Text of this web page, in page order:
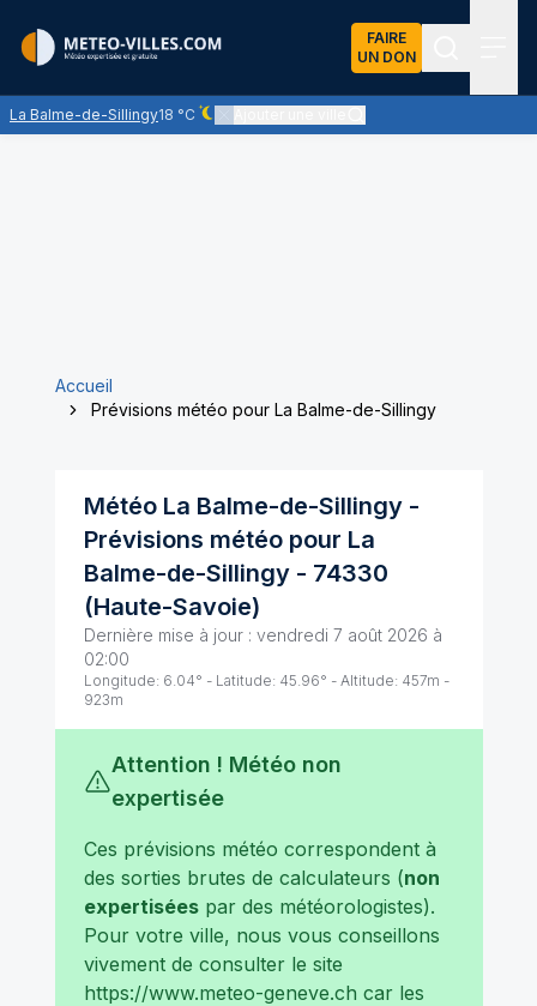
FAIRE
UN DON
La Balme-de-Sillingy18 °C
Ciel dégagé - quasiment pas de nuages
Accueil
Prévisions météo pour La Balme-de-Sillingy
Météo La Balme-de-Sillingy-
Prévisions météo pour La
Balme-de-Sillingy- 74330
(Haute-Savoie)
Dernière mise à jour : vendredi 7 août 2026 à
02:00
Longitude: 6.04° - Latitude: 45.96° - Altitude: 457m -
923m
Attention ! Météo non
expertisée
Ces prévisions météo correspondent à
des sorties brutes de calculateurs (non
expertiséespar des météorologistes).
Pour votre ville, nous vous conseillons
vivement de consulter le site
https://www.meteo-geneve.ch car les